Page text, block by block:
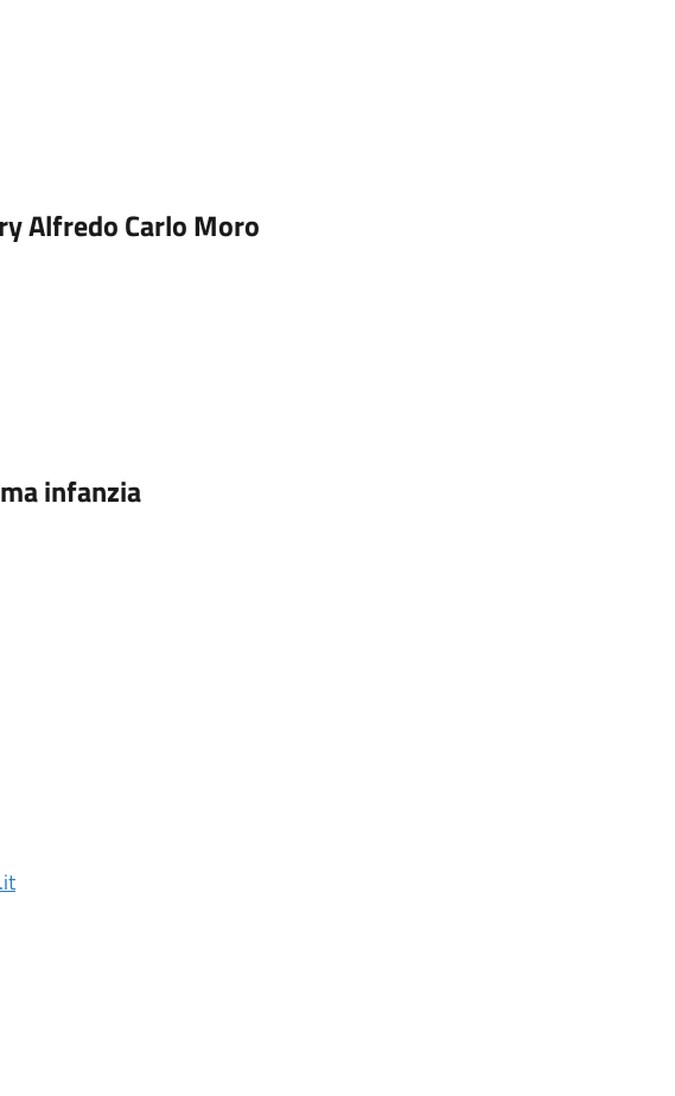
Alfredo Carlo Moro
infanzia